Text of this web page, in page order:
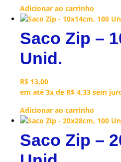
Adicionar ao carrinho
Saco Zip –
Unid.
R$ 13,00
em até 3x de R$ 4,33 sem
Adicionar ao carrinho
Saco Zip –